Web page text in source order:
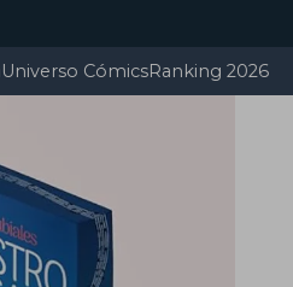
Universo CómicsRanking 2026